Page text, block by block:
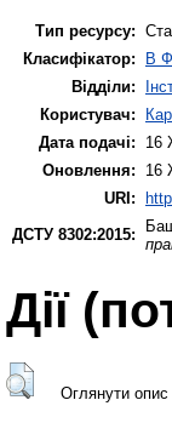
Тип ресурсу:
Класифікатор:
B
Відділи:
Користувач:
Дата подачі:
16
Оновлення:
16
URI:
ДСТУ 8302:2015:
Дії
Оглянути опис